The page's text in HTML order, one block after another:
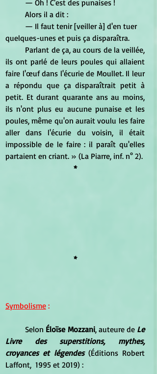
	— Oh ! C'est des punaises !
	Alors il a dit :
quelques-unes et puis ça disparaîtra.
ils ont parlé de leurs poules qui allaient
faire l'œuf dans l'écurie de Moullet. Il leur
a répondu que ça disparaîtrait petit à
petit. Et durant quarante ans au moins,
ils n'ont plus eu aucune punaise et les
poules, même qu'on aurait voulu les faire
aller dans l'écurie du voisin, il était
impossible de le faire : il paraît qu'elles
partaient en criant. » (La Piarre, inf. n° 2).
*
*
Symbolisme :
Selon Éloïse Mozzani, auteure de Le
Livre des superstitions, mythes,
croyances et légendes (Éditions Robert
Laffont,  1995 et 2019) :